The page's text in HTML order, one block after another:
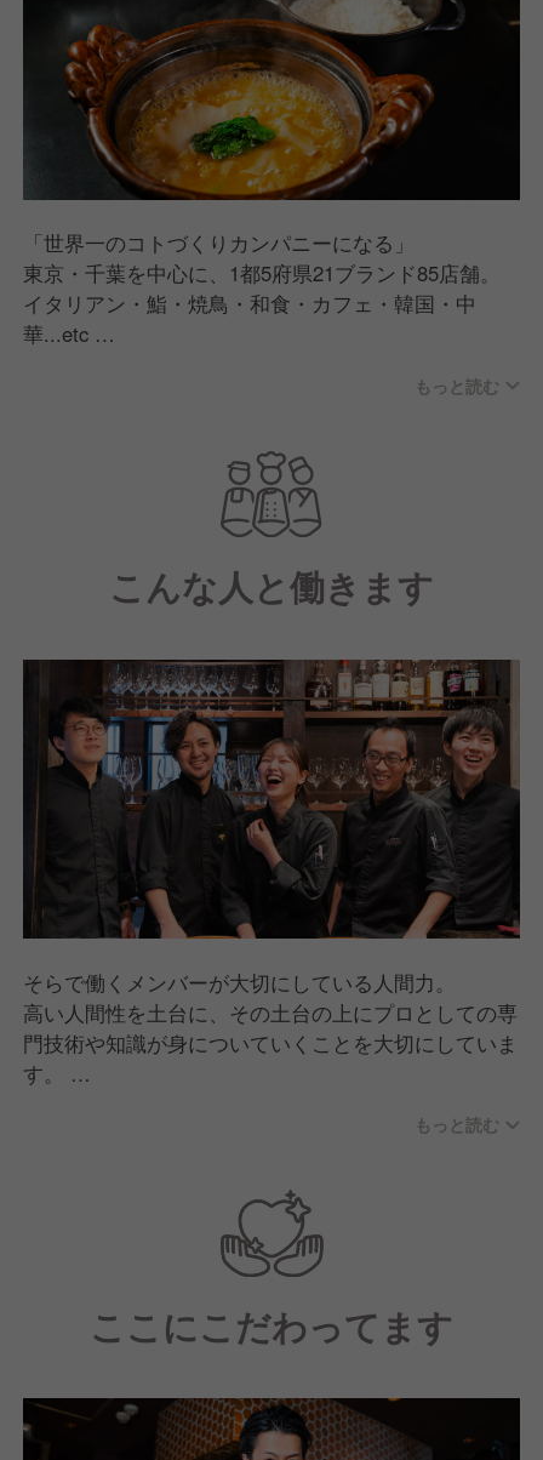
「世界一のコトづくりカンパニーになる」
東京・千葉を中心に、1都5府県21ブランド85店舗。
イタリアン・鮨・焼鳥・和食・カフェ・韓国・中
華...etc
にワクワクする楽しさを提供できる店舗を生み出して
もっと読む
こんな人と働きます
そらで働くメンバーが大切にしている人間力。
高い人間性を土台に、その土台の上にプロとしての専
門技術や知識が身についていくことを大切にしていま
す。
人として、思考や行動を共に高めていける環境があり
もっと読む
ここにこだわってます